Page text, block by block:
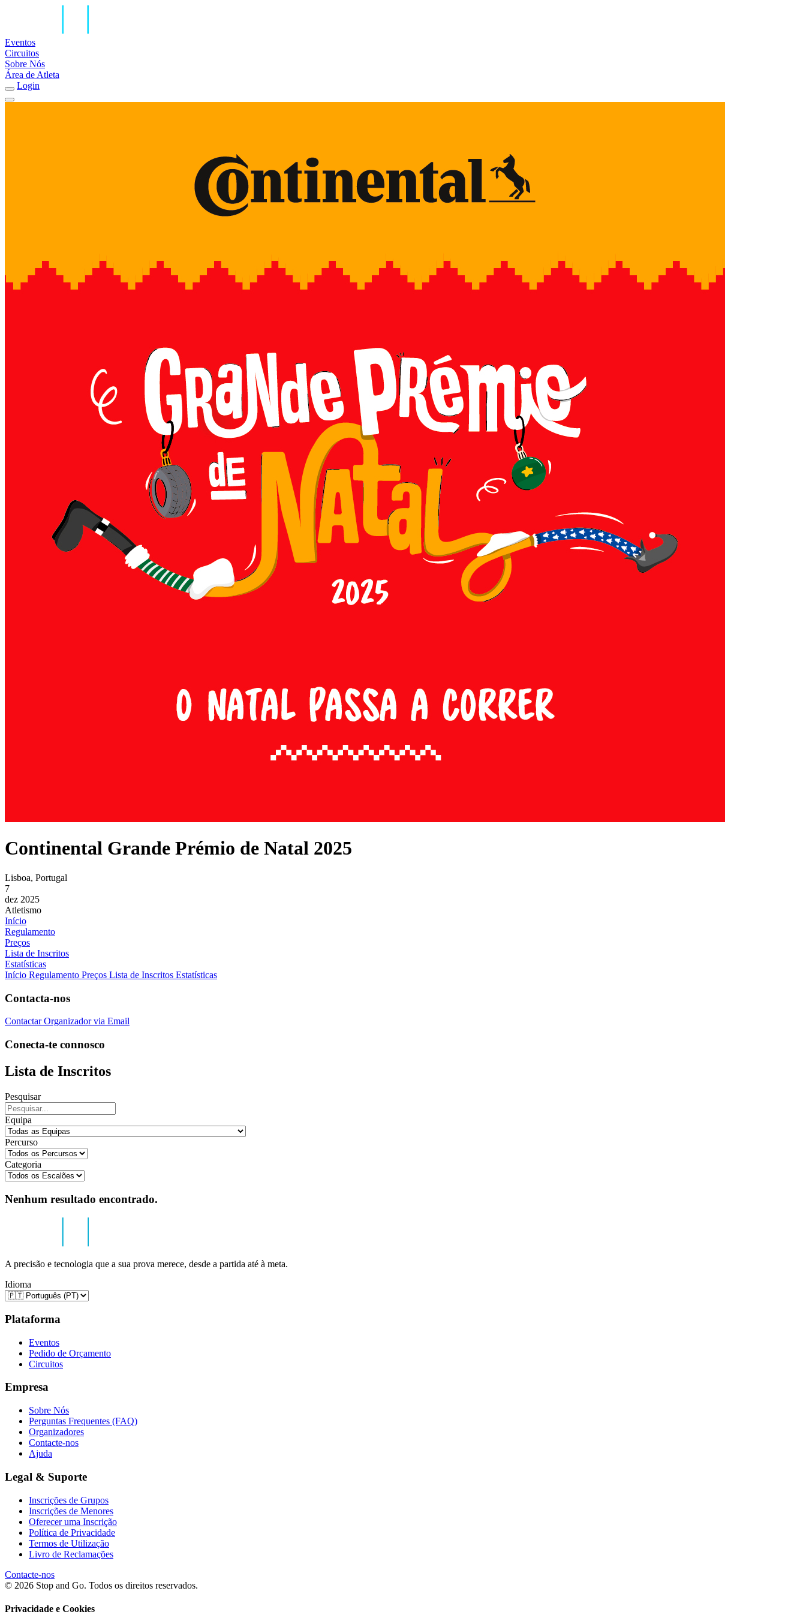
Eventos
Circuitos
Sobre Nós
Área de Atleta
Login
Continental Grande Prémio de Natal 2025
Lisboa, Portugal
7
dez 2025
Atletismo
Início
Regulamento
Preços
Lista de Inscritos
Estatísticas
Início Regulamento Preços Lista de Inscritos Estatísticas
Contacta-nos
Contactar Organizador via Email
Conecta-te connosco
Lista de Inscritos
Pesquisar
Equipa
Percurso
Categoria
Nenhum resultado encontrado.
A precisão e tecnologia que a sua prova merece, desde a partida até à meta.
Idioma
Plataforma
Eventos
Pedido de Orçamento
Circuitos
Empresa
Sobre Nós
Perguntas Frequentes (FAQ)
Organizadores
Contacte-nos
Ajuda
Legal & Suporte
Inscrições de Grupos
Inscrições de Menores
Oferecer uma Inscrição
Política de Privacidade
Termos de Utilização
Livro de Reclamações
Contacte-nos
© 2026 Stop and Go. Todos os direitos reservados.
Privacidade e Cookies